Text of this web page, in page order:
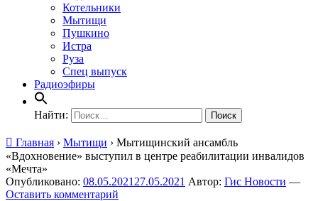
Котельники
Мытищи
Пушкино
Истра
Руза
Спец выпуск
Радиоэфиры
Найти:
Главная › Мытищи › Мытищинский ансамбль
«Вдохновение» выступил в центре реабилитации инвалидов
«Мечта»
Опубликовано: 08.05.2021 27.05.2021 Автор: Гис Новости —
Оставить комментарий